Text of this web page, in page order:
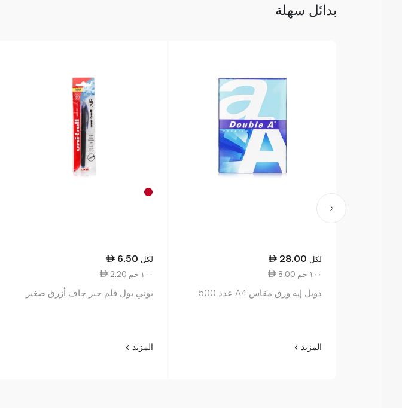
بدائل سهلة
28.00 لكل
8.00 ١٠٠ جم
دوبل إيه ورق مقاس A4 عدد 500
المزيد
6.50 لكل
2.20 ١٠٠ جم
يوني بول قلم حبر جاف أزرق صغير
المزيد